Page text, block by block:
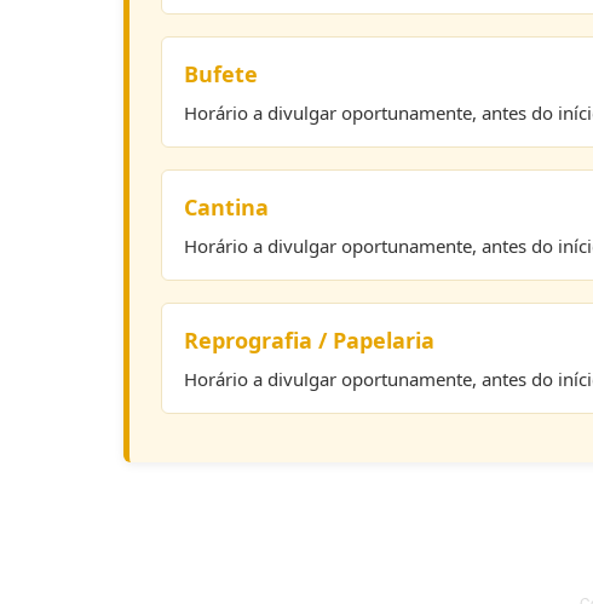
Bufete
Horário a divulgar oportunamente, antes do
Cantina
Horário a divulgar oportunamente, antes do
Reprografia / Papelaria
Horário a divulgar oportunamente, antes do